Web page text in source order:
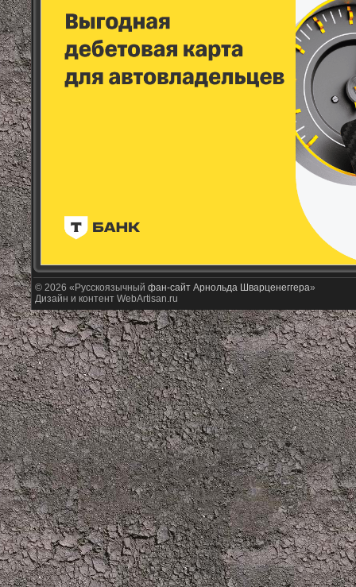
© 2026 «Русскоязычный фан-сайт Арнольда Шварценеггера»
Дизайн и контент WebArtisan.ru